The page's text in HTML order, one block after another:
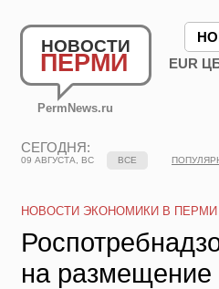
НОВОСТИ
ПЕРМИ
PermNews.ru
EUR
СЕГОДНЯ:
09 АВГУСТА, ВС ВСЕ
НОВОСТИ ЭКОНОМИКИ В ПЕРМИ
на